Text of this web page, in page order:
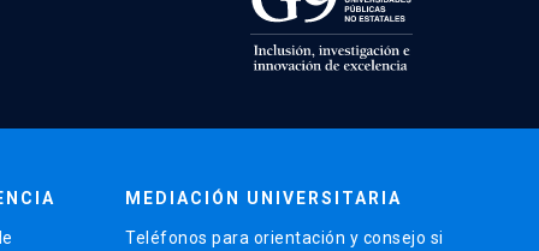
MEDIACIÓN UNIVERSITARIA
Teléfonos para orientación y consejo si